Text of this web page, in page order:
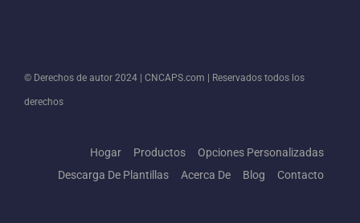
© Derechos de autor 2024 | CNCAPS.com | Reservados todos los
derechos
Hogar Productos
Opciones Personalizadas
Descarga De Plantillas
Acerca De Blog Contacto